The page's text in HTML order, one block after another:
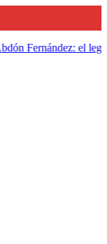
Fernández: el